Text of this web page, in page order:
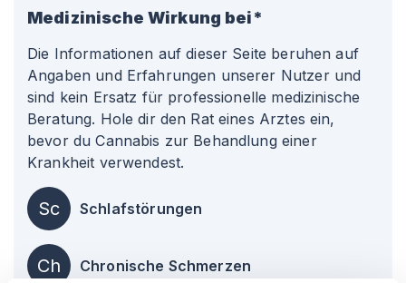
Medizinische Wirkung bei*
Die Informationen auf dieser Seite beruhen auf
Angaben und Erfahrungen unserer Nutzer und
sind kein Ersatz für professionelle medizinische
Beratung. Hole dir den Rat eines Arztes ein,
bevor du Cannabis zur Behandlung einer
Krankheit verwendest.
Sc Schlafstörungen
Ch Chronische Schmerzen